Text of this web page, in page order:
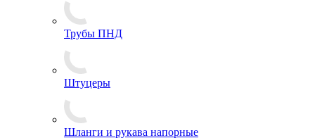
Трубы ПНД
Штуцеры
Шланги и рукава напорные